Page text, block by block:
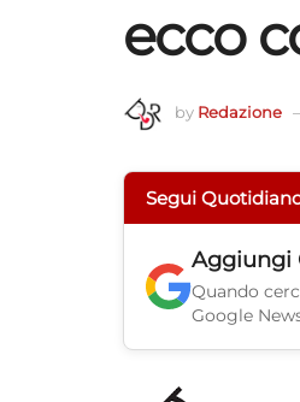
ecco
by Redazione
Segui
Aggiungi
Quando
Google